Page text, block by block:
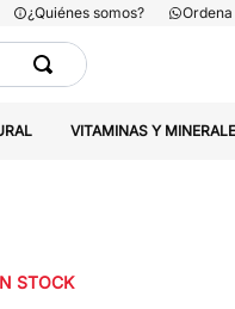
¿Quiénes somos?
VITAMINAS Y
STOCK